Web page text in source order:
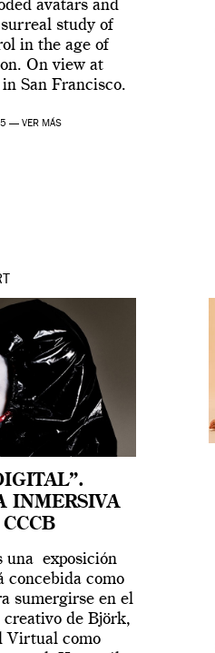
avatars and
study of
in the age of
On view at
San Francisco.
— VER MÁS
INMERSIVA
una exposición
concebida como
sumergirse en el
de Björk,
Virtual como